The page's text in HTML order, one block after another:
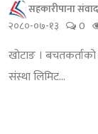
सहकारीपाना
२०८०-०७-१३
0
खोटाङ ।
संस्था लिमिट...